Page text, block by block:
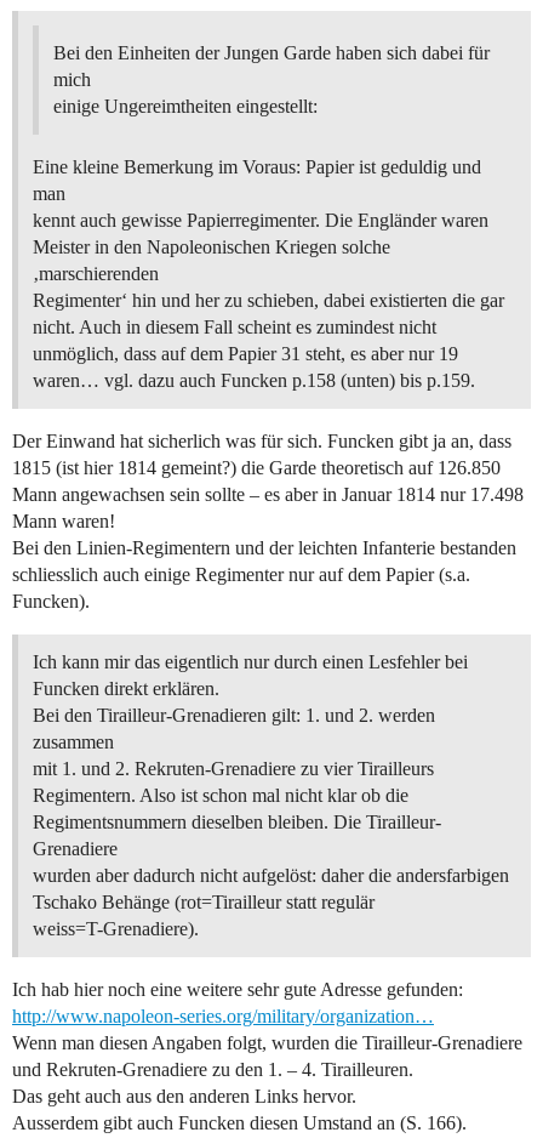
Bei den Einheiten der Jungen Garde haben sich dabei für
mich
einige Ungereimtheiten eingestellt:
Eine kleine Bemerkung im Voraus: Papier ist geduldig und
man
kennt auch gewisse Papierregimenter. Die Engländer waren
Meister in den Napoleonischen Kriegen solche
‚marschierenden
Regimenter‘ hin und her zu schieben, dabei existierten die gar
nicht. Auch in diesem Fall scheint es zumindest nicht
unmöglich, dass auf dem Papier 31 steht, es aber nur 19
waren… vgl. dazu auch Funcken p.158 (unten) bis p.159.
Der Einwand hat sicherlich was für sich. Funcken gibt ja an, dass
1815 (ist hier 1814 gemeint?) die Garde theoretisch auf 126.850
Mann angewachsen sein sollte – es aber in Januar 1814 nur 17.498
Mann waren!
Bei den Linien-Regimentern und der leichten Infanterie bestanden
schliesslich auch einige Regimenter nur auf dem Papier (s.a.
Funcken).
Ich kann mir das eigentlich nur durch einen Lesfehler bei
Funcken direkt erklären.
Bei den Tirailleur-Grenadieren gilt: 1. und 2. werden
zusammen
mit 1. und 2. Rekruten-Grenadiere zu vier Tirailleurs
Regimentern. Also ist schon mal nicht klar ob die
Regimentsnummern dieselben bleiben. Die Tirailleur-
Grenadiere
wurden aber dadurch nicht aufgelöst: daher die andersfarbigen
Tschako Behänge (rot=Tirailleur statt regulär
weiss=T-Grenadiere).
Ich hab hier noch eine weitere sehr gute Adresse gefunden:
http://www.napoleon-series.org/military/organization…
Wenn man diesen Angaben folgt, wurden die Tirailleur-Grenadiere
und Rekruten-Grenadiere zu den 1. – 4. Tirailleuren.
Das geht auch aus den anderen Links hervor.
Ausserdem gibt auch Funcken diesen Umstand an (S. 166).